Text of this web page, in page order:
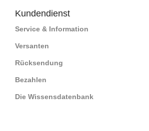
Kundendienst
Service & Information
Versanten
Rücksendung
Bezahlen
Die Wissensdatenbank